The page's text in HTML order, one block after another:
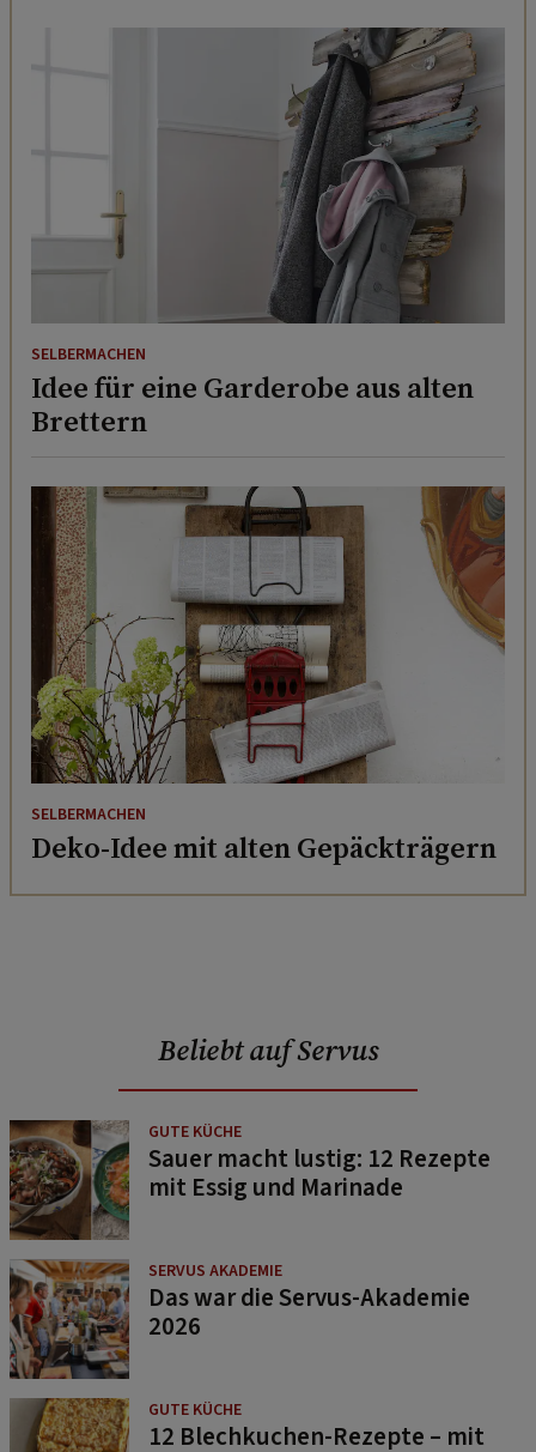
SELBERMACHEN
Idee für eine Garderobe aus alten
Brettern
SELBERMACHEN
Deko-Idee mit alten Gepäckträgern
Beliebt auf Servus
GUTE KÜCHE
Sauer macht lustig: 12 Rezepte
mit Essig und Marinade
SERVUS AKADEMIE
Das war die Servus-Akademie
2026
GUTE KÜCHE
12 Blechkuchen-Rezepte – mit